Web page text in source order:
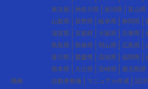
東京都
神奈川県 新潟県 富山県
山梨県
長野県 岐阜県 静岡県
滋賀県
京都府 大阪府 兵庫県
鳥取県
島根県 岡山県 広島県
香川県
愛媛県 高知県 福岡県
熊本県
大分県 宮崎県 鹿児島県
職種
自動車整備 マニュアル作成 設計